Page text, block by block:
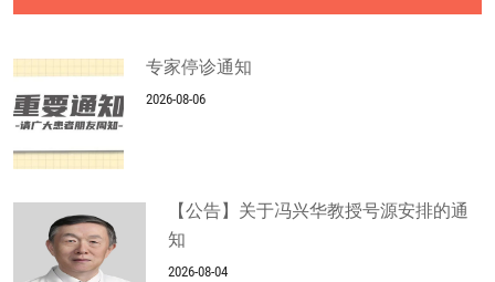
专家停诊通知
2026-08-06
【公告】关于冯兴华教授号源安排的通
知
2026-08-04